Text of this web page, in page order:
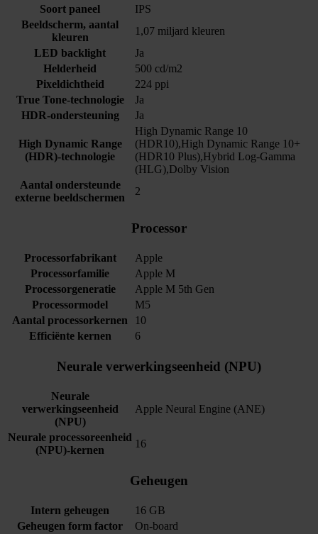
Soort paneel
IPS
Beeldscherm, aantal
kleuren
1,07 miljard kleuren
LED backlight
Ja
Helderheid
500 cd/m2
Pixeldichtheid
224 ppi
True Tone-technologie
Ja
HDR-ondersteuning
Ja
High Dynamic Range
(HDR)-technologie
High Dynamic Range 10
(HDR10),High Dynamic Range 10+
(HDR10 Plus),Hybrid Log-Gamma
(HLG),Dolby Vision
Aantal ondersteunde
externe beeldschermen
2
Processor
Processorfabrikant
Apple
Processorfamilie
Apple M
Processorgeneratie
Apple M 5th Gen
Processormodel
M5
Aantal processorkernen
10
Efficiënte kernen
6
Neurale verwerkingseenheid (NPU)
Neurale
verwerkingseenheid
(NPU)
Apple Neural Engine (ANE)
Neurale processor­eenheid
(NPU)-kernen
16
Geheugen
Intern geheugen
16 GB
Geheugen form factor
On-board